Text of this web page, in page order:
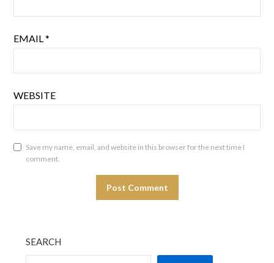
EMAIL*
WEBSITE
Save my name, email, and website in this browser for the next time I
comment.
SEARCH